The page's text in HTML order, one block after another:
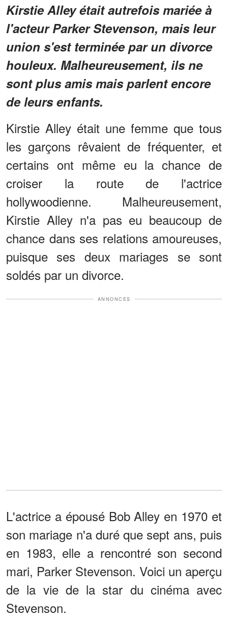
Kirstie Alley était autrefois mariée à
l'acteur Parker Stevenson, mais leur
union s'est terminée par un divorce
houleux. Malheureusement, ils ne
sont plus amis mais parlent encore
de leurs enfants.
Kirstie Alley était une femme que tous
les garçons rêvaient de fréquenter, et
certains ont même eu la chance de
croiser la route de l'actrice
hollywoodienne. Malheureusement,
Kirstie Alley n'a pas eu beaucoup de
chance dans ses relations amoureuses,
puisque ses deux mariages se sont
soldés par un divorce.
ANNONCES
L'actrice a épousé Bob Alley en 1970 et
son mariage n'a duré que sept ans, puis
en 1983, elle a rencontré son second
mari, Parker Stevenson. Voici un aperçu
de la vie de la star du cinéma avec
Stevenson.